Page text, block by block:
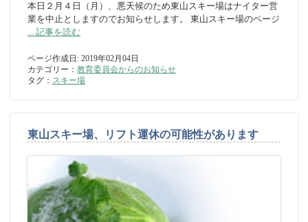
本日２月４日（月）、悪天候のため東山スキー場はナイター営
業を中止としますのでお知らせします。 東山スキー場のページ
... 記事を読む
ページ作成日: 2019年02月04日
カテゴリー： 教育委員会からのお知らせ
タグ： スキー場
東山スキー場、リフト運休の可能性があります